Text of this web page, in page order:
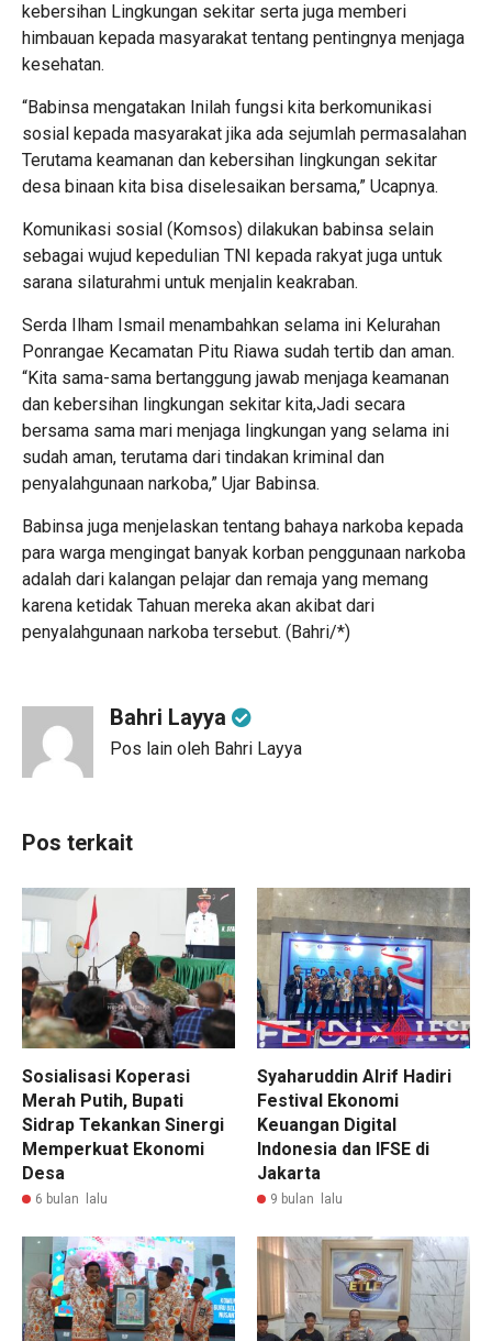
kebersihan Lingkungan sekitar serta juga memberi
himbauan kepada masyarakat tentang pentingnya menjaga
kesehatan.
“Babinsa mengatakan Inilah fungsi kita berkomunikasi
sosial kepada masyarakat jika ada sejumlah permasalahan
Terutama keamanan dan kebersihan lingkungan sekitar
desa binaan kita bisa diselesaikan bersama,” Ucapnya.
Komunikasi sosial (Komsos) dilakukan babinsa selain
sebagai wujud kepedulian TNI kepada rakyat juga untuk
sarana silaturahmi untuk menjalin keakraban.
Serda Ilham Ismail menambahkan selama ini Kelurahan
Ponrangae Kecamatan Pitu Riawa sudah tertib dan aman.
“Kita sama-sama bertanggung jawab menjaga keamanan
dan kebersihan lingkungan sekitar kita,Jadi secara
bersama sama mari menjaga lingkungan yang selama ini
sudah aman, terutama dari tindakan kriminal dan
penyalahgunaan narkoba,” Ujar Babinsa.
Babinsa juga menjelaskan tentang bahaya narkoba kepada
para warga mengingat banyak korban penggunaan narkoba
adalah dari kalangan pelajar dan remaja yang memang
karena ketidak Tahuan mereka akan akibat dari
penyalahgunaan narkoba tersebut. (Bahri/*)
Bahri Layya
Pos lain oleh Bahri Layya
Pos terkait
Sosialisasi Koperasi
Merah Putih, Bupati
Sidrap Tekankan Sinergi
Memperkuat Ekonomi
Desa
6 bulan lalu
Syaharuddin Alrif Hadiri
Festival Ekonomi
Keuangan Digital
Indonesia dan IFSE di
Jakarta
9 bulan lalu